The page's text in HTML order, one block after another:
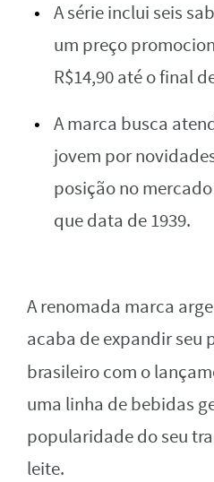
A série inclui seis
um preço
R$14,90 até o final
A marca busca
jovem por
posição no
que data de 1939.
A renomada marca
acaba de expandir seu
brasileiro com o
uma linha de bebidas
popularidade do seu
leite.